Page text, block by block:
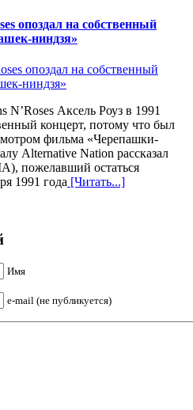
опоздал на собственный
ниндзя»
Аксель Роуз в 1991
концерт, потому что был
фильма «Черепашки-
Alternative Nation рассказал
пожелавший остаться
1991 года [Читать...]
Имя
e-mail (не публикуется)